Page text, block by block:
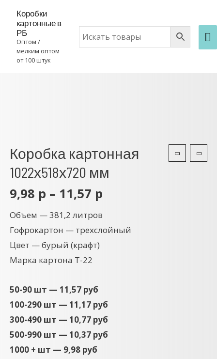
Коробки
картонные в
РБ
Оптом /
мелким оптом
от 100 штук
Коробка картонная
1022х518х720 мм
9,98 р – 11,57 р
Объем — 381,2 литров
Гофрокартон — трехслойный
Цвет — бурый (крафт)
Марка картона Т-22
50-90 шт — 11,57 руб
100-290 шт — 11,17 руб
300-490 шт — 10,77 руб
500-990 шт — 10,37 руб
1000 + шт — 9,98 руб